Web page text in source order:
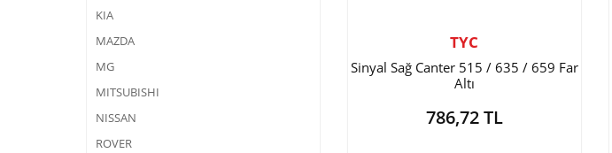
KIA
MAZDA
MG
MITSUBISHI
NISSAN
ROVER
TYC
Sinyal Sağ Canter 515 / 635 / 659 Far
Altı
786,72 TL